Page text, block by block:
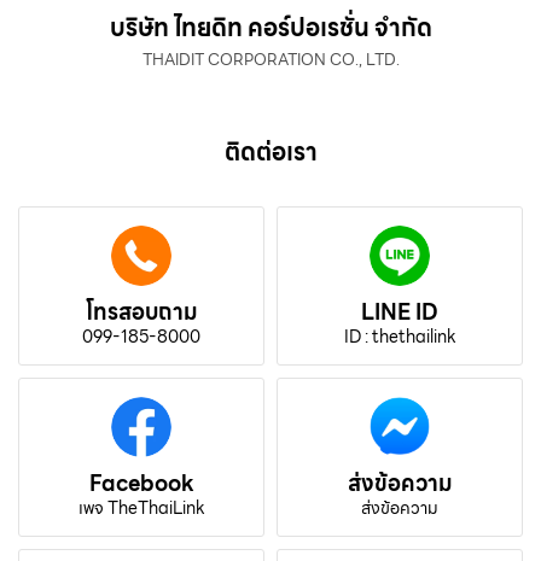
บริษัท ไทยดิท คอร์ปอเรชั่น จำกัด
THAIDIT CORPORATION CO., LTD.
ติดต่อเรา
โทรสอบถาม
099-185-8000
LINE ID
ID : thethailink
Facebook
เพจ TheThaiLink
ส่งข้อความ
ส่งข้อความ